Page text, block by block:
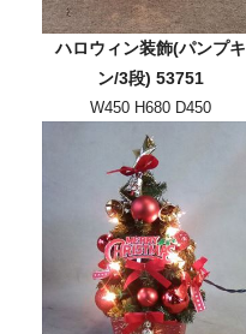
ハロウィン装飾(パンプキ
ン/3段) 53751
W450 H680 D450